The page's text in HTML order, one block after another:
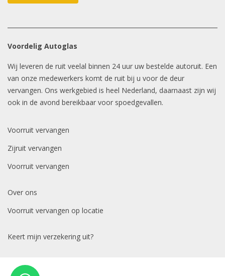
Voordelig Autoglas
Wij leveren de ruit veelal binnen 24 uur uw bestelde autoruit. Een
van onze medewerkers komt de ruit bij u voor de deur
vervangen. Ons werkgebied is heel Nederland, daarnaast zijn wij
ook in de avond bereikbaar voor spoedgevallen.
Voorruit vervangen
Zijruit vervangen
Voorruit vervangen
Over ons
Voorruit vervangen op locatie
Keert mijn verzekering uit?